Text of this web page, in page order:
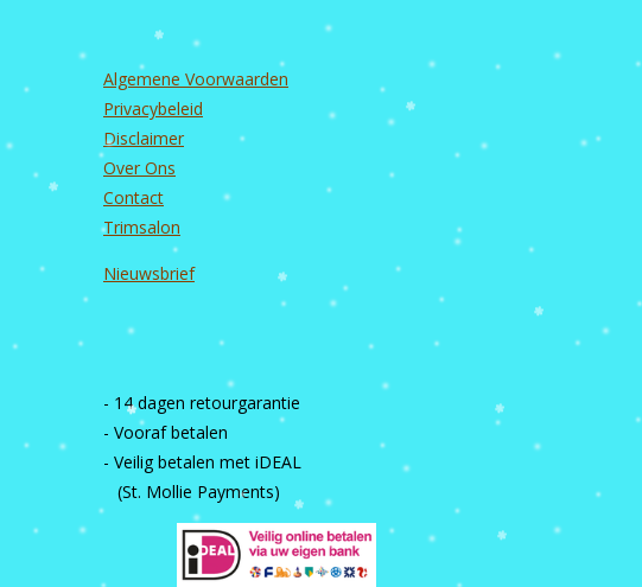
Algemene Voorwaarden
Privacybeleid
Disclaimer
Over Ons
Contact
Trimsalon
Nieuwsbrief
- 14 dagen retourgarantie
- Vooraf betalen
- Veilig betalen met iDEAL
(St. Mollie Payments)